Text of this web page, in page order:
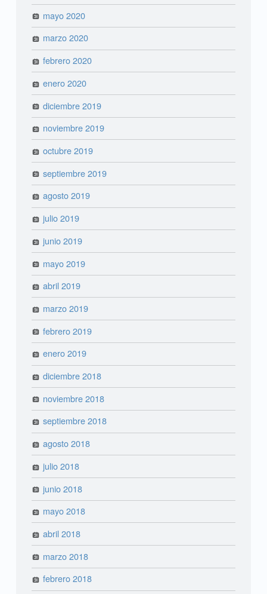
mayo 2020
marzo 2020
febrero 2020
enero 2020
diciembre 2019
noviembre 2019
octubre 2019
septiembre 2019
agosto 2019
julio 2019
junio 2019
mayo 2019
abril 2019
marzo 2019
febrero 2019
enero 2019
diciembre 2018
noviembre 2018
septiembre 2018
agosto 2018
julio 2018
junio 2018
mayo 2018
abril 2018
marzo 2018
febrero 2018